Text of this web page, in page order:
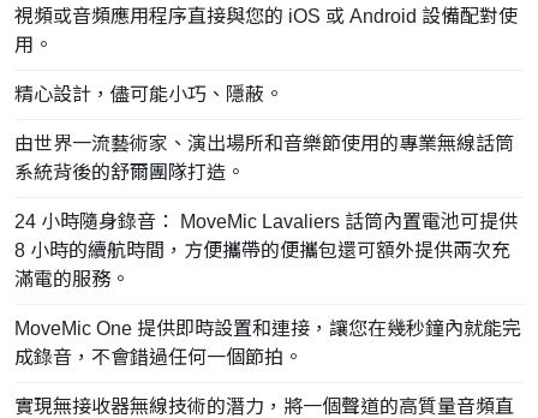
視頻或音頻應用程序直接與您的 iOS 或 Android 設備配對使
用。
精心設計，儘可能小巧、隱蔽。
由世界一流藝術家、演出場所和音樂節使用的專業無線話筒
系統背後的舒爾團隊打造。
24 小時隨身錄音： MoveMic Lavaliers 話筒內置電池可提供
8 小時的續航時間，方便攜帶的便攜包還可額外提供兩次充
滿電的服務。
MoveMic One 提供即時設置和連接，讓您在幾秒鐘內就能完
成錄音，不會錯過任何一個節拍。
實現無接收器無線技術的潛力，將一個聲道的高質量音頻直